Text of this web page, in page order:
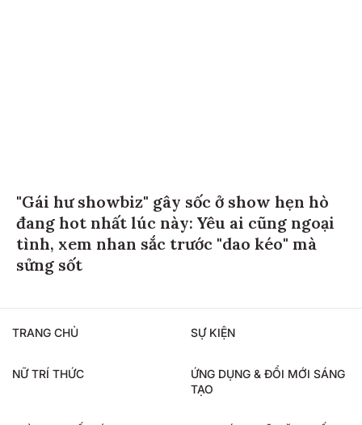
"Gái hư showbiz" gây sốc ở show hẹn hò
đang hot nhất lúc này: Yêu ai cũng ngoại
tình, xem nhan sắc trước "dao kéo" mà
sửng sốt
TRANG CHỦ SỰ KIỆN
NỮ TRÍ THỨC
ỨNG DỤNG & ĐỔI MỚI SÁNG
TẠO